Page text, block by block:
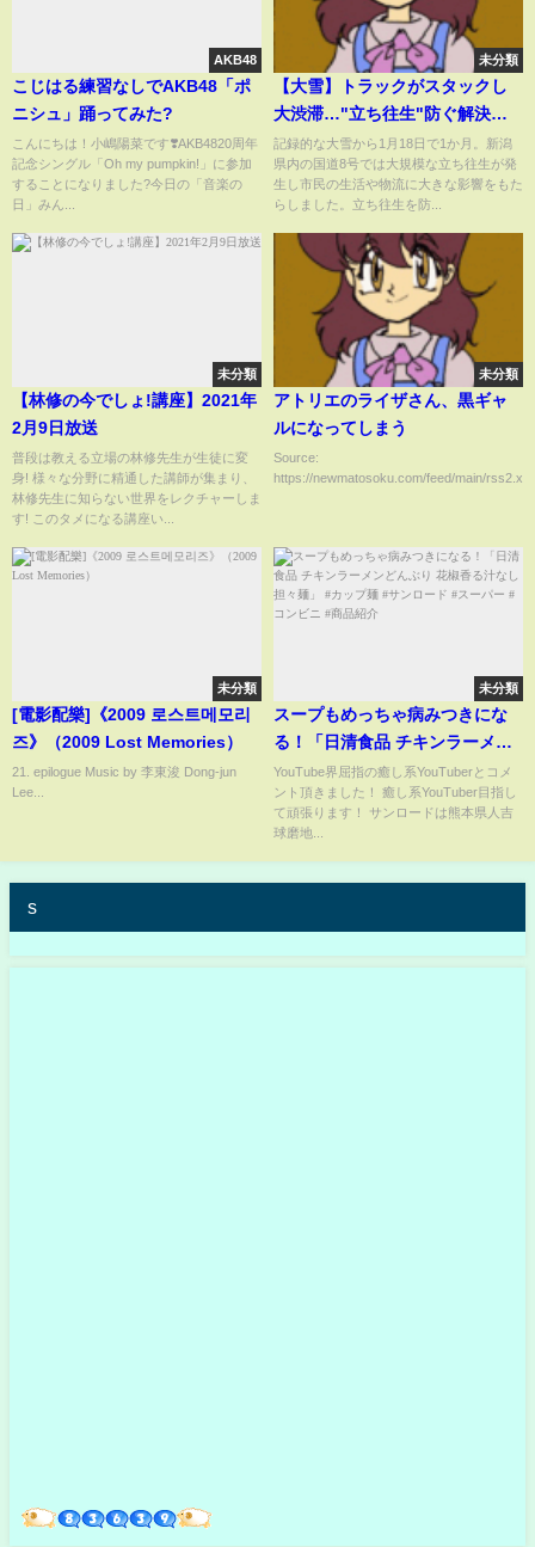
AKB48
こじはる練習なしでAKB48「ポ
ニシュ」踊ってみた?
こんにちは！小嶋陽菜です❣️AKB4820周年
記念シングル「Oh my pumpkin!」に参加
することになりました?今日の「音楽の
日」みん...
未分類
【大雪】トラックがスタックし
大渋滞…"立ち往生"防ぐ解決策
は？ 新潟 NNNセレクション
記録的な大雪から1月18日で1か月。新潟
県内の国道8号では大規模な立ち往生が発
生し市民の生活や物流に大きな影響をもた
らしました。立ち往生を防...
未分類
【林修の今でしょ!講座】2021年
2月9日放送
普段は教える立場の林修先生が生徒に変
身! 様々な分野に精通した講師が集まり、
林修先生に知らない世界をレクチャーしま
す! このタメになる講座い...
未分類
アトリエのライザさん、黒ギャ
ルになってしまう
Source:
https://newmatosoku.com/feed/main/
未分類
[電影配樂]《2009 로스트메모리
즈》（2009 Lost Memories）
21. epilogue Music by 李東浚 Dong-jun
Lee...
未分類
スープもめっちゃ病みつきにな
る！「日清食品 チキンラーメン
どんぶり 花椒香る汁なし担々
麺」 #カップ麺 #サンロード #ス
ーパー #コンビニ #商品紹介
YouTube界屈指の癒し系YouTuberとコメ
ント頂きました！ 癒し系YouTuber目指し
て頑張ります！ サンロードは熊本県人吉
球磨地...
s